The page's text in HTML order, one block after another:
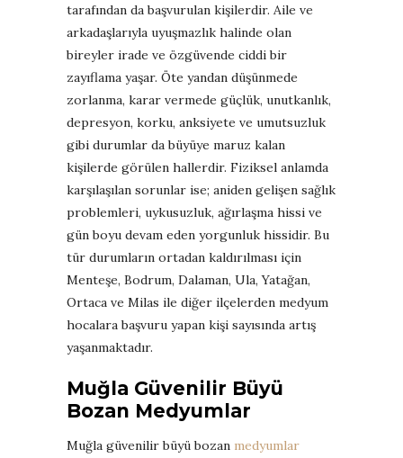
tarafından da başvurulan kişilerdir. Aile ve
arkadaşlarıyla uyuşmazlık halinde olan
bireyler irade ve özgüvende ciddi bir
zayıflama yaşar. Öte yandan düşünmede
zorlanma, karar vermede güçlük, unutkanlık,
depresyon, korku, anksiyete ve umutsuzluk
gibi durumlar da büyüye maruz kalan
kişilerde görülen hallerdir. Fiziksel anlamda
karşılaşılan sorunlar ise; aniden gelişen sağlık
problemleri, uykusuzluk, ağırlaşma hissi ve
gün boyu devam eden yorgunluk hissidir. Bu
tür durumların ortadan kaldırılması için
Menteşe, Bodrum, Dalaman, Ula, Yatağan,
Ortaca ve Milas ile diğer ilçelerden medyum
hocalara başvuru yapan kişi sayısında artış
yaşanmaktadır.
Muğla Güvenilir Büyü
Bozan Medyumlar
Muğla güvenilir büyü bozan medyumlar